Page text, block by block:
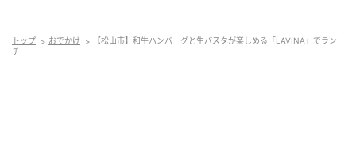
トップ おでかけ
【松山市】和牛ハンバーグと生パスタが楽しめる「LAVINA」でラン
チ